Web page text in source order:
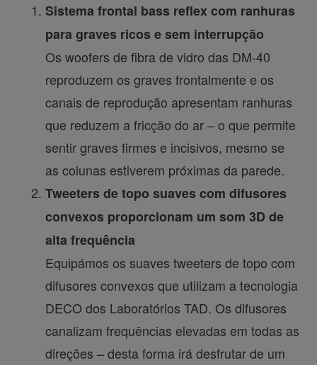
Sistema frontal bass reflex com ranhuras
para graves ricos e sem interrupção
Os woofers de fibra de vidro das DM-40
reproduzem os graves frontalmente e os
canais de reprodução apresentam ranhuras
que reduzem a fricção do ar – o que permite
sentir graves firmes e incisivos, mesmo se
as colunas estiverem próximas da parede.
Tweeters de topo suaves com difusores
convexos proporcionam um som 3D de
alta frequência
Equipámos os suaves tweeters de topo com
difusores convexos que utilizam a tecnologia
DECO dos Laboratórios TAD. Os difusores
canalizam frequências elevadas em todas as
direções – desta forma irá desfrutar de um